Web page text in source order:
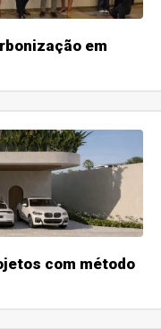
em
com método